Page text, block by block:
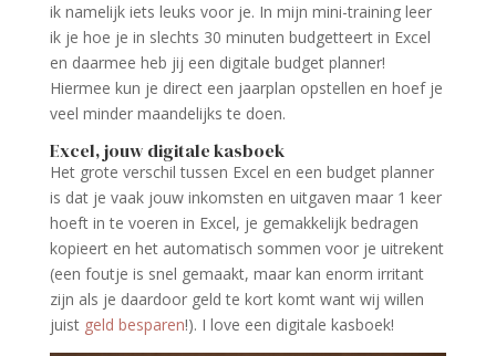
ik namelijk iets leuks voor je. In mijn mini-training leer
ik je hoe je in slechts 30 minuten budgetteert in Excel
en daarmee heb jij een digitale budget planner!
Hiermee kun je direct een jaarplan opstellen en hoef je
veel minder maandelijks te doen.
Excel, jouw digitale kasboek
Het grote verschil tussen Excel en een budget planner
is dat je vaak jouw inkomsten en uitgaven maar 1 keer
hoeft in te voeren in Excel, je gemakkelijk bedragen
kopieert en het automatisch sommen voor je uitrekent
(een foutje is snel gemaakt, maar kan enorm irritant
zijn als je daardoor geld te kort komt want wij willen
juist geld besparen!). I love een digitale kasboek!